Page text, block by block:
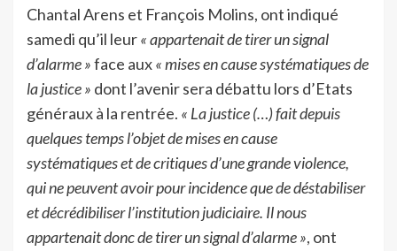
Chantal Arens et François Molins, ont indiqué
samedi qu’il leur« appartenait de tirer un signal
d’alarme »face aux« mises en cause systématiques de
la justice » dont l’avenir sera débattu lors d’Etats
généraux à la rentrée. « La justice (…) fait depuis
quelques temps l’objet de mises en cause
systématiques et de critiques d’une grande violence,
qui ne peuvent avoir pour incidence que de déstabiliser
et décrédibiliser l’institution judiciaire. Il nous
appartenait donc de tirer un signal d’alarme », ont